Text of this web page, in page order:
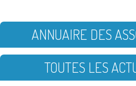
ANNUAIRE DES
TOUTES LES